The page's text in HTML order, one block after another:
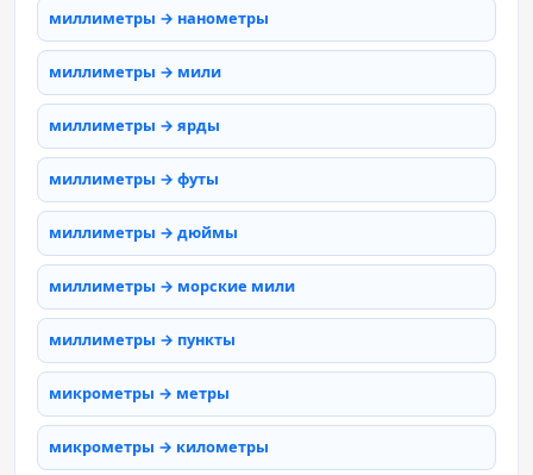
миллиметры → нанометры
миллиметры → мили
миллиметры → ярды
миллиметры → футы
миллиметры → дюймы
миллиметры → морские мили
миллиметры → пункты
микрометры → метры
микрометры → километры